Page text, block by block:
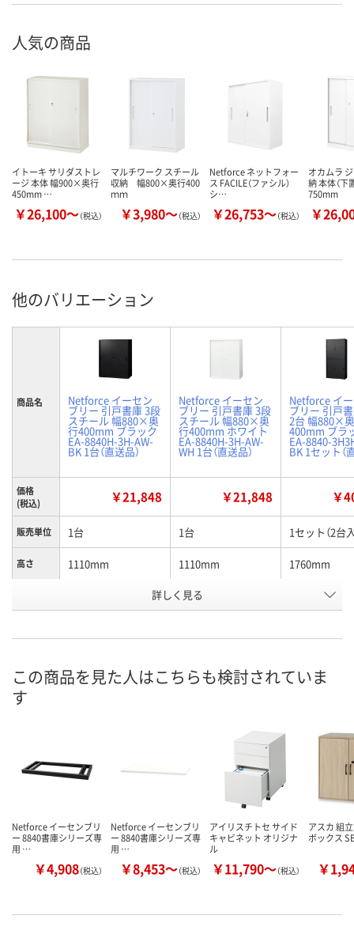
人気の商品
イトーキ サリダストレ
ージ 本体 幅900×奥行
450mm …
￥26,100～（税込）
マルチワーク スチール
収納 幅800×奥行400
ｍｍ
￥3,980～（税込）
Netforce ネットフォー
ス FACILE（ファシル）
シ…
￥26,753～（税込）
オカムラ
納 本体（下
750mm
￥
他のバリエーション
商品名 Netforce イーセン
ブリー 引戸書庫 3段
スチール 幅880×奥
行400mm ブラック
EA-8840H-3H-AW-
BK 1台（直送品）
Netforce イーセン
ブリー 引戸書庫 3段
スチール 幅880×奥
行400mm ホワイト
EA-8840H-3H-AW-
WH 1台（直送品）
Netforce イ
ブリー 引戸
2台 幅880×
400mm ブラ
EA-8840-
BK 1セット（
価格
(税込)
￥21,848 ￥21,848 ￥
販売単位 1台 1台 1セット（2台
高さ 1110mm 1110mm 1760mm
ホワイト ブラック
号
お届け日
カゴへ カゴへ カ
詳しく見る
この商品を見た人はこちらも検討されていま
す
Netforce イーセンブリ
ー 8840書庫シリーズ専
用 …
￥4,908（税込）
Netforce イーセンブリ
ー 8840書庫シリーズ専
用 …
￥8,453～（税込）
アイリスチトセ サイド
キャビネット オリジナ
ル
￥11,790～（税込）
アスカ 組
ボックス
￥